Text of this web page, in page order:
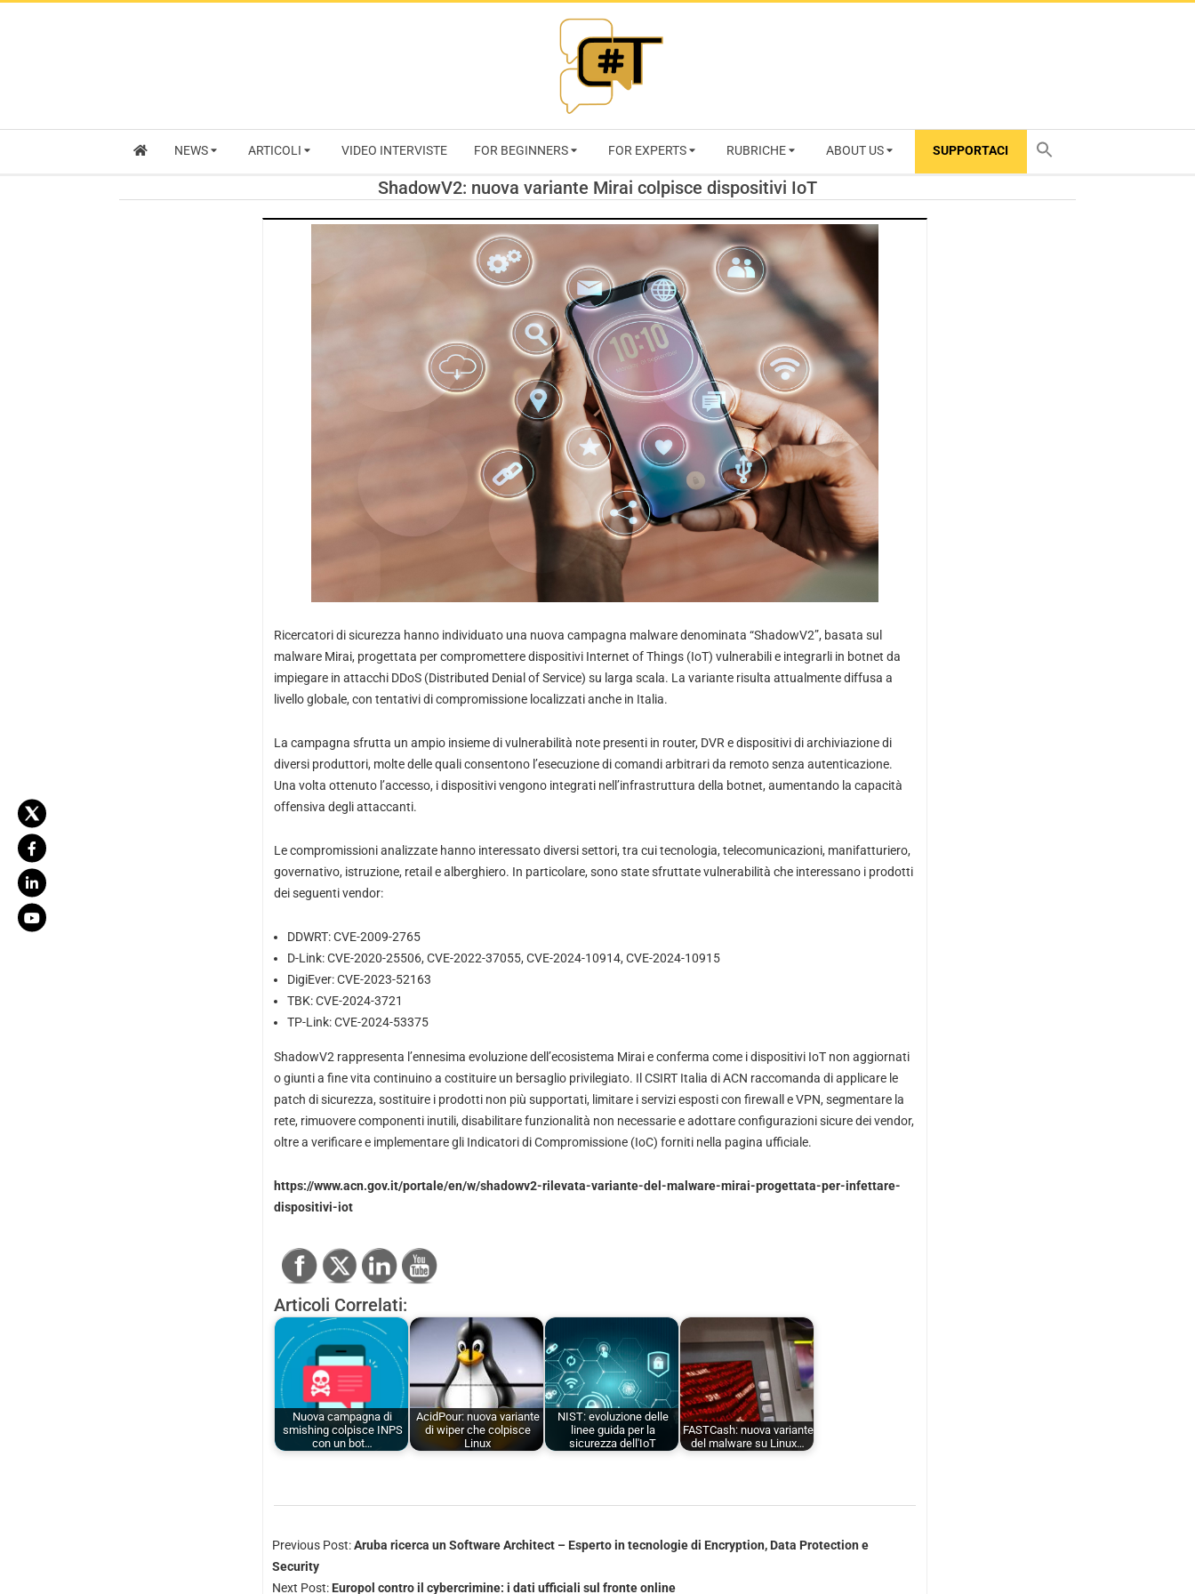
RIVISTA
CYBERSECURITY
TRENDS
NEWS ARTICOLI VIDEO INTERVISTE FOR BEGINNERS FOR EXPERTS RUBRICHE ABOUT US SUPPORTACI
ShadowV2: nuova variante Mirai colpisce dispositivi IoT
Ricercatori di sicurezza hanno individuato una nuova campagna malware denominata “ShadowV2”, basata sul
malware Mirai, progettata per compromettere dispositivi Internet of Things (IoT) vulnerabili e integrarli in botnet da
impiegare in attacchi DDoS (Distributed Denial of Service) su larga scala. La variante risulta attualmente diffusa a
livello globale, con tentativi di compromissione localizzati anche in Italia.
La campagna sfrutta un ampio insieme di vulnerabilità note presenti in router, DVR e dispositivi di archiviazione di
diversi produttori, molte delle quali consentono l’esecuzione di comandi arbitrari da remoto senza autenticazione.
Una volta ottenuto l’accesso, i dispositivi vengono integrati nell’infrastruttura della botnet, aumentando la capacità
offensiva degli attaccanti.
Le compromissioni analizzate hanno interessato diversi settori, tra cui tecnologia, telecomunicazioni, manifatturiero,
governativo, istruzione, retail e alberghiero. In particolare, sono state sfruttate vulnerabilità che interessano i prodotti
dei seguenti vendor:
DDWRT: CVE-2009-2765
D-Link: CVE-2020-25506, CVE-2022-37055, CVE-2024-10914, CVE-2024-10915
DigiEver: CVE-2023-52163
TBK: CVE-2024-3721
TP-Link: CVE-2024-53375
ShadowV2 rappresenta l’ennesima evoluzione dell’ecosistema Mirai e conferma come i dispositivi IoT non aggiornati
o giunti a fine vita continuino a costituire un bersaglio privilegiato. Il CSIRT Italia di ACN raccomanda di applicare le
patch di sicurezza, sostituire i prodotti non più supportati, limitare i servizi esposti con firewall e VPN, segmentare la
rete, rimuovere componenti inutili, disabilitare funzionalità non necessarie e adottare configurazioni sicure dei vendor,
oltre a verificare e implementare gli Indicatori di Compromissione (IoC) forniti nella pagina ufficiale.
https://www.acn.gov.it/portale/en/w/shadowv2-rilevata-variante-del-malware-mirai-progettata-per-infettare-
dispositivi-iot
Articoli Correlati:
Nuova campagna di
smishing colpisce INPS
con un bot…
AcidPour: nuova variante
di wiper che colpisce
Linux
NIST: evoluzione delle
linee guida per la
sicurezza dell'IoT
FASTCash: nuova variante
del malware su Linux…
Previous Post:Aruba ricerca un Software Architect – Esperto in tecnologie di Encryption, Data Protection e
Security
Next Post: Europol contro il cybercrimine: i dati ufficiali sul fronte online